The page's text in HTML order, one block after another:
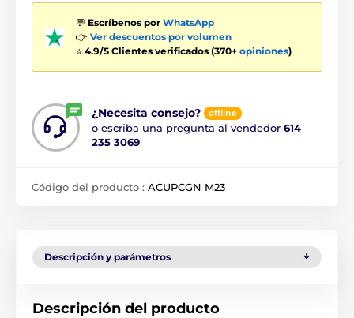
💬 Escríbenos por WhatsApp
👉 Ver descuentos por volumen
⭐ 4.9/5 Clientes verificados (370+ opiniones)
¿Necesita consejo? offline
o escriba una pregunta al vendedor 614
235 3069
Código del producto : ACUPCGN M23
Descripción y parámetros
Descripción del producto